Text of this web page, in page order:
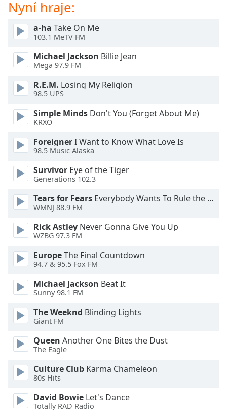
dialog
window.
cancel
and
close
window.
Text
Color
Opacity
Text
Color
Opacity
Caption
Area
Background
Color
Opacity
Font
Size
Nyní hraje:
a-ha Take On Me
103.1 MeTV FM
Michael Jackson Billie Jean
Mega 97.9 FM
R.E.M. Losing My Religion
98.5 UPS
Simple Minds Don't You (Forget About Me)
KRXO
ForeignerI Want to Know What Love Is
98.5 Music Alaska
Survivor Eye of the Tiger
Generations 102.3
Tears for Fears Everybody Wants To Rule the World
WMNJ 88.9 FM
Rick Astley Never Gonna Give You Up
WZBG 97.3 FM
EuropeThe Final Countdown
94.7 & 95.5 Fox FM
Michael Jackson Beat It
Sunny 98.1 FM
The Weeknd Blinding Lights
Giant FM
Queen Another One Bites the Dust
The Eagle
Culture Club Karma Chameleon
80s Hits
David Bowie Let's Dance
Totally RAD Radio